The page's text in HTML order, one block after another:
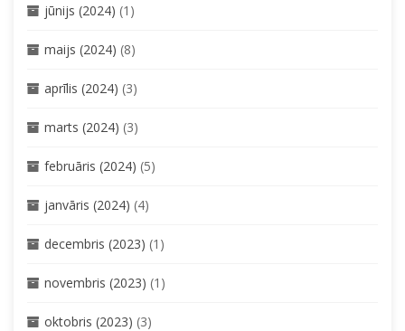
jūnijs (2024) (1)
maijs (2024) (8)
aprīlis (2024) (3)
marts (2024) (3)
februāris (2024) (5)
janvāris (2024) (4)
decembris (2023) (1)
novembris (2023) (1)
oktobris (2023) (3)